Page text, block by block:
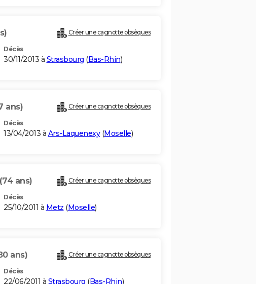
Créer une cagnotte obsèques
Décès
30/11/2013 à Strasbourg (Bas-Rhin)
ans) Créer une cagnotte obsèques
Décès
13/04/2013 à Ars-Laquenexy(Moselle)
(74 ans) Créer une cagnotte obsèques
Décès
25/10/2011 à Metz (Moselle)
ans) Créer une cagnotte obsèques
Décès
22/06/2011 à Strasbourg (Bas-Rhin)